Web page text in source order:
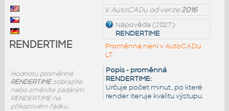
V AutoCADu od verze2016
Nápověda (2027):
RENDERTIME
Proměnná není v AutoCADu
LT
Popis - proměnná
RENDERTIME:
Určuje počet minut, po které
render iteruje kvalitu výstupu.
RENDERTIME
Hodnotu proměnné
RENDERTIMEzobrazíte
nebo změníte zadáním
RENDERTIME na
příkazovém řádku.